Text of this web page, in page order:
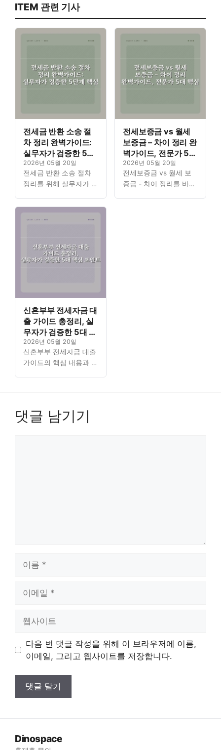
ITEM 관련 기사
전세금 반환 소송 절
차 정리 완벽가이드:
실무자가 검증한 5단
계 핵심
2026년 05월 20일
전세금 반환 소송 절차
정리를 위해 실무자가 검
히 안내합니다. 소중한
전세보증금 vs 월세
보증금 – 차이 정리 완
벽가이드, 전문가 5대
핵심
2026년 05월 20일
전세보증금 vs 월세 보
증금 - 차이 정리를 바탕
신혼부부 전세자금 대
출 가이드 총정리, 실
무자가 검증한 5대 핵
심 포인트
2026년 05월 20일
신혼부부 전세자금 대출
가이드의 핵심 내용과 자
분석했으니 대출의 모든
댓글 남기기
트
다음 번 댓글 작성을 위해 이 브라우저에 이름,
이메일, 그리고 웹사이트를 저장합니다.
Dinospace